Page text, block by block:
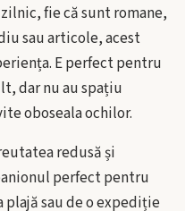
fie că sunt romane,
sau articole, acest
E perfect pentru
dar nu au spațiu
oboseala ochilor.
redusă și
perfect pentru
plajă sau de o expediție